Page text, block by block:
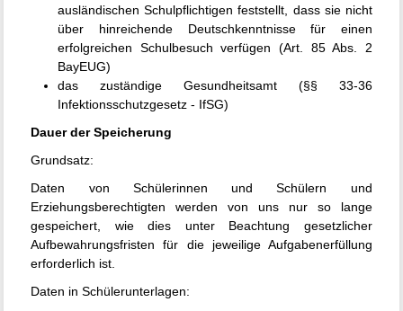
ausländischen Schulpflichtigen feststellt, dass sie nicht
über hinreichende Deutschkenntnisse für einen
erfolgreichen Schulbesuch verfügen (Art. 85 Abs. 2
BayEUG)
das zuständige Gesundheitsamt (§§ 33-36
Infektionsschutzgesetz - IfSG)
Dauer der Speicherung
Grundsatz:
Daten von Schülerinnen und Schülern und
Erziehungsberechtigten werden von uns nur so lange
gespeichert, wie dies unter Beachtung gesetzlicher
Aufbewahrungsfristen für die jeweilige Aufgabenerfüllung
erforderlich ist.
Daten in Schülerunterlagen: